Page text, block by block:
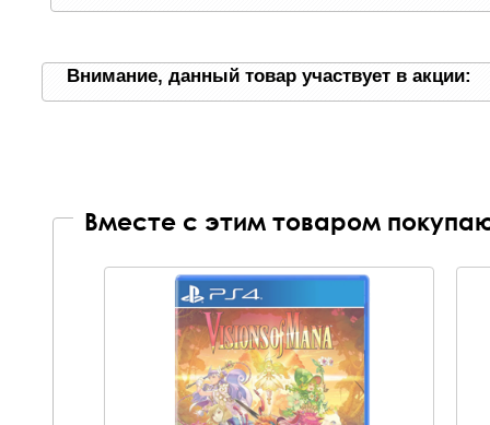
Внимание, данный товар участвует в акции:
Вместе с этим товаром